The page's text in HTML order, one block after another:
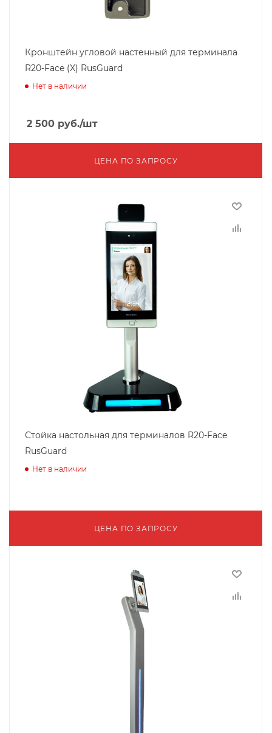
Кронштейн угловой настенный для терминала
R20-Face (X) RusGuard
Нет в наличии
2 500 руб./шт
ЦЕНА ПО ЗАПРОСУ
Стойка настольная для терминалов R20-Face
RusGuard
Нет в наличии
ЦЕНА ПО ЗАПРОСУ